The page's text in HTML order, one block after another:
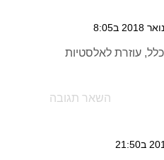
עוזרת לאלסטיות
השאר תגובה